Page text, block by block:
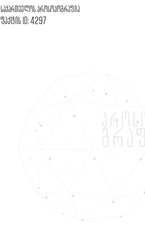
საქართველოს პროსოპოგრაფია
ფაქტის ID: 4297